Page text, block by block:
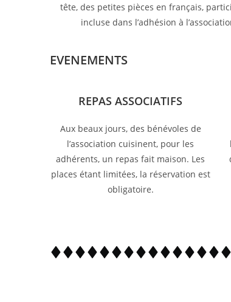
tête, des petites pièces en français,
incluse dans l’adhésion à
EVENEMENTS
REPAS ASSOCIATIFS
Aux beaux jours, des bénévoles de
l’association cuisinent, pour les
adhérents, un repas fait maison. Les
places étant limitées, la réservation est
obligatoire.